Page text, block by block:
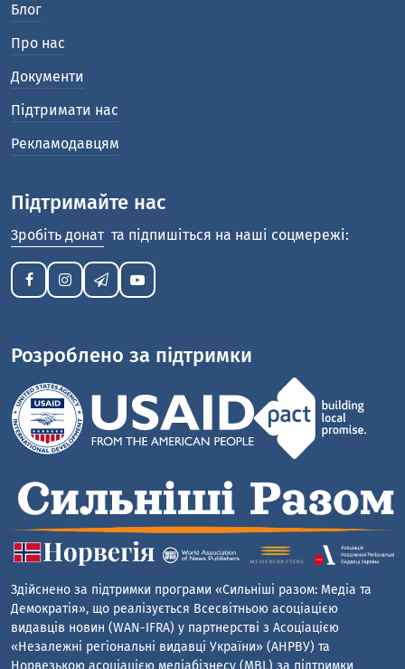
Блог
Про нас
Документи
Підтримати нас
Рекламодавцям
Підтримайте нас
Зробіть донат та підпишіться на наші соцмережі:
Розроблено за підтримки
Здійснено за підтримки програми «Сильніші разом: Медіа та
Демократія», що реалізується Всесвітньою асоціацією
видавців новин (WAN-IFRA) у партнерстві з Асоціацією
«Незалежні регіональні видавці України» (АНРВУ) та
Норвезькою асоціацією медіабізнесу (MBL) за підтримки